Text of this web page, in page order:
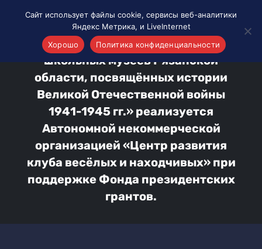
На главную Школьные музеи
Проект «Интерактивная карта
школьных музеев Рязанской
области, посвящённых истории
Великой Отечественной войны
1941-1945 гг.» реализуется
Автономной некоммерческой
организацией «Центр развития
клуба весёлых и находчивых» при
поддержке Фонда президентских
грантов.
Сайт использует файлы cookie, сервисы веб-аналитики
Яндекс Метрика, и LiveInternet
Хорошо
Политика конфиденциальности